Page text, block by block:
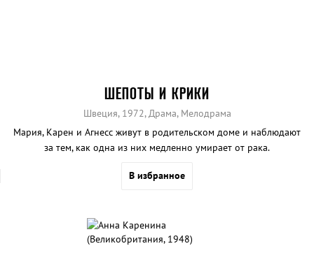
ШЕПОТЫ И КРИКИ
Швеция, 1972, Драма, Мелодрама
Мария, Карен и Агнесс живут в родительском доме и наблюдают
за тем, как одна из них медленно умирает от рака.
В избранное